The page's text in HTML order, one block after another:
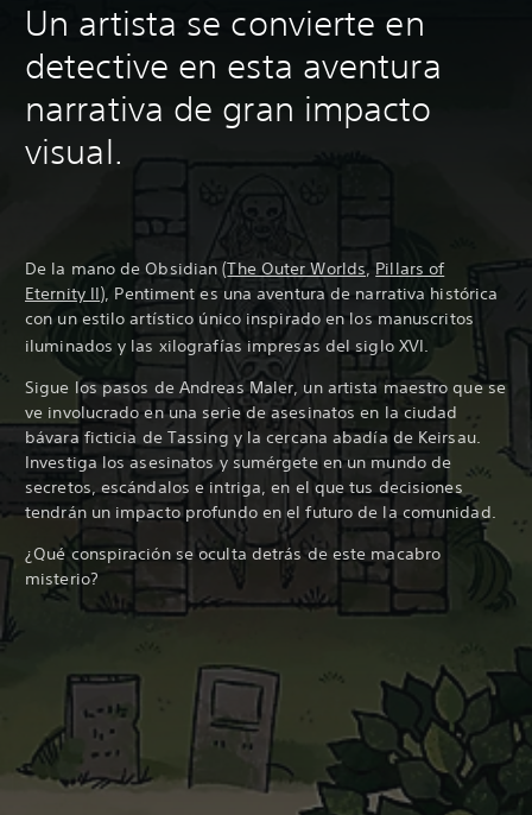
Un artista se convierte en
detective en esta aventura
narrativa de gran impacto
visual.
De la mano de Obsidian (The Outer Worlds,Pillars of
Eternity II), Pentiment es una aventura de narrativa histórica
con un estilo artístico único inspirado en los manuscritos
iluminados y las xilografías impresas del siglo XVI
Sigue los pasos de Andreas Maler, un artista maestro que se
ve involucrado en una serie de asesinatos en la ciudad
bávara ficticia de Tassing y la cercana abadía de Keirsau.
Investiga los asesinatos y sumérgete en un mundo de
secretos, escándalos e intriga, en el que tus decisiones
tendrán un impacto profundo en el futuro de la comunidad.
¿Qué conspiración se oculta detrás de este macabro
misterio?